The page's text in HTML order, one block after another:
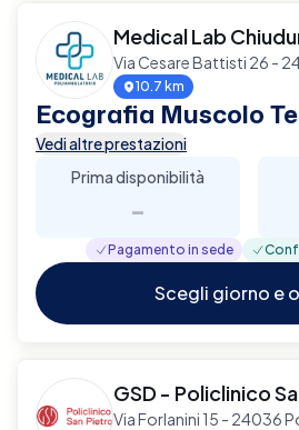
Medical Lab
Via Cesare Battisti 26 -
10.7 km
Ecografia Muscolo
Vedi altre prestazioni
Prima disponibilità
-
Pagamento in sede
Scegli giorno e
GSD - Policlinico
Via Forlanini 15 - 24036